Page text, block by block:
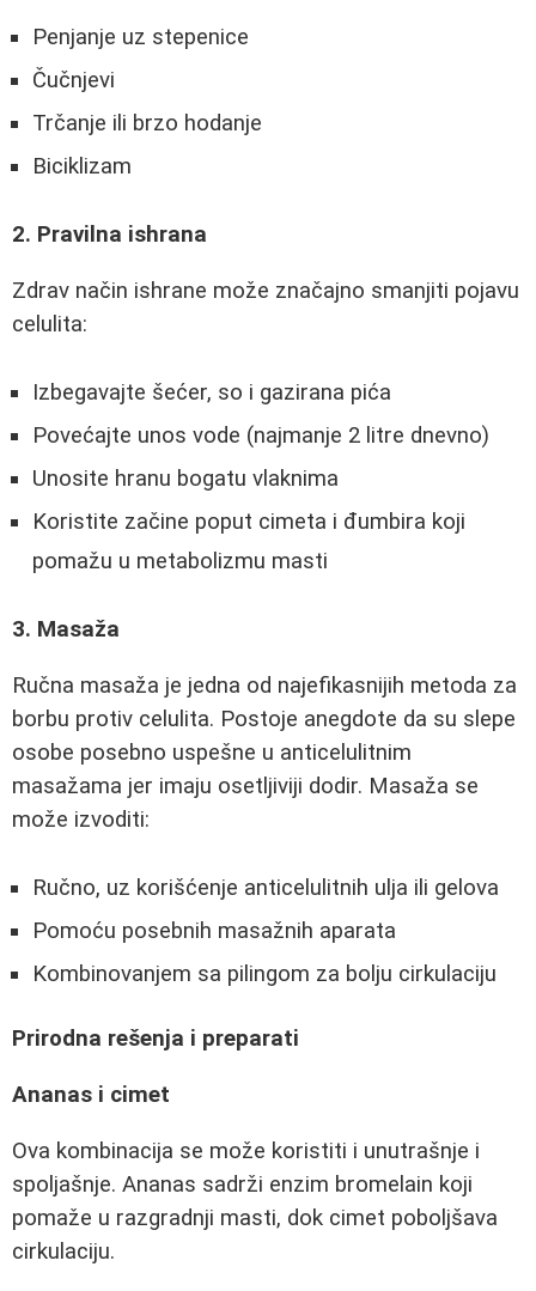
Penjanje uz stepenice
Čučnjevi
Trčanje ili brzo hodanje
Biciklizam
2. Pravilna ishrana
Zdrav način ishrane može značajno smanjiti pojavu
celulita:
Izbegavajte šećer, so i gazirana pića
Povećajte unos vode (najmanje 2 litre dnevno)
Unosite hranu bogatu vlaknima
Koristite začine poput cimeta i đumbira koji
pomažu u metabolizmu masti
3. Masaža
Ručna masaža je jedna od najefikasnijih metoda za
borbu protiv celulita. Postoje anegdote da su slepe
osobe posebno uspešne u anticelulitnim
masažama jer imaju osetljiviji dodir. Masaža se
može izvoditi:
Ručno, uz korišćenje anticelulitnih ulja ili gelova
Pomoću posebnih masažnih aparata
Kombinovanjem sa pilingom za bolju cirkulaciju
Prirodna rešenja i preparati
Ananas i cimet
Ova kombinacija se može koristiti i unutrašnje i
spoljašnje. Ananas sadrži enzim bromelain koji
pomaže u razgradnji masti, dok cimet poboljšava
cirkulaciju.